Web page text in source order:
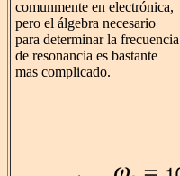
comunmente en electrónica,
pero el álgebra necesario
para determinar la frecuencia
de resonancia es bastante
mas complicado.